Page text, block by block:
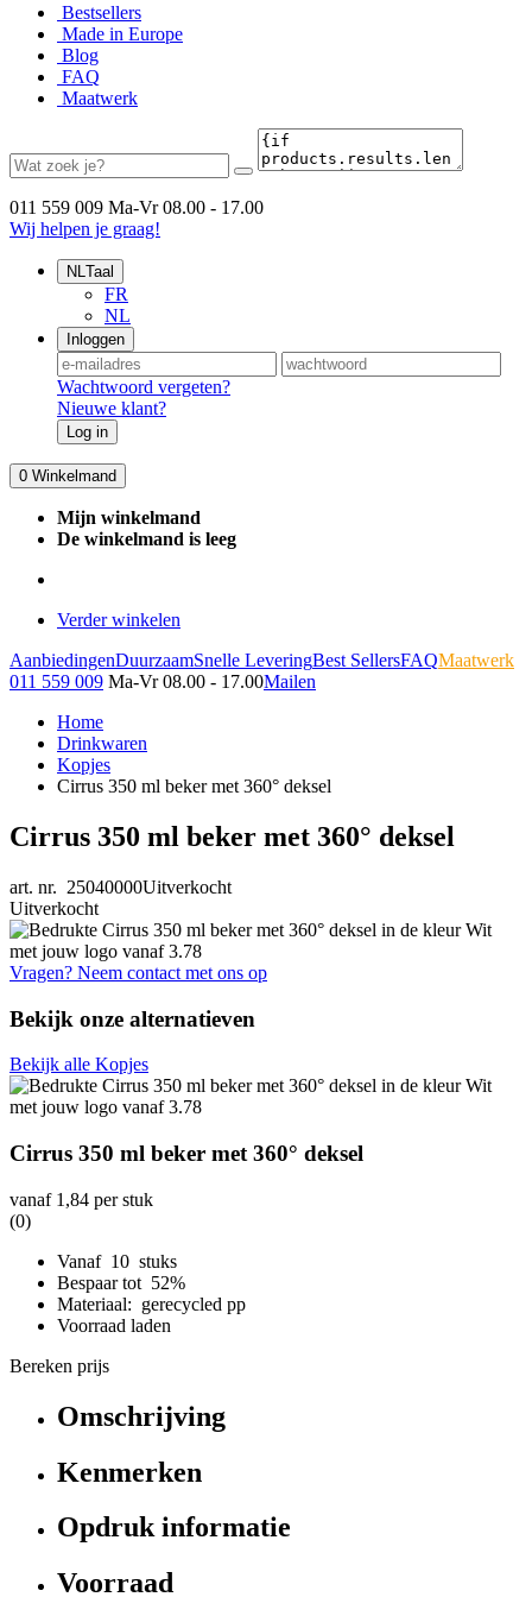
Bestsellers
Made in Europe
Blog
FAQ
Maatwerk
011 559 009 Ma-Vr 08.00 - 17.00
Wij helpen je graag!
NLTaal
FR
NL
Inloggen
Wachtwoord vergeten?
Nieuwe klant?
Log in
0 Winkelmand
Mijn winkelmand
De winkelmand is leeg
Verder winkelen
AanbiedingenDuurzaamSnelle LeveringBest SellersFAQMaatwerk
011 559 009 Ma-Vr 08.00 - 17.00Mailen
Home
Drinkwaren
Kopjes
Cirrus 350 ml beker met 360° deksel
Cirrus 350 ml beker met 360° deksel
art. nr. 25040000Uitverkocht
Uitverkocht
Vragen? Neem contact met ons op
Bekijk onze alternatieven
Bekijk alle Kopjes
Cirrus 350 ml beker met 360° deksel
vanaf 1,84 per stuk
(0)
Vanaf 10 stuks
Bespaar tot 52%
Materiaal: gerecycled pp
Voorraad laden
Bereken prijs
Omschrijving
Kenmerken
Opdruk informatie
Voorraad